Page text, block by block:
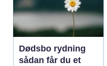
Dødsbo rydning
sådan får du et